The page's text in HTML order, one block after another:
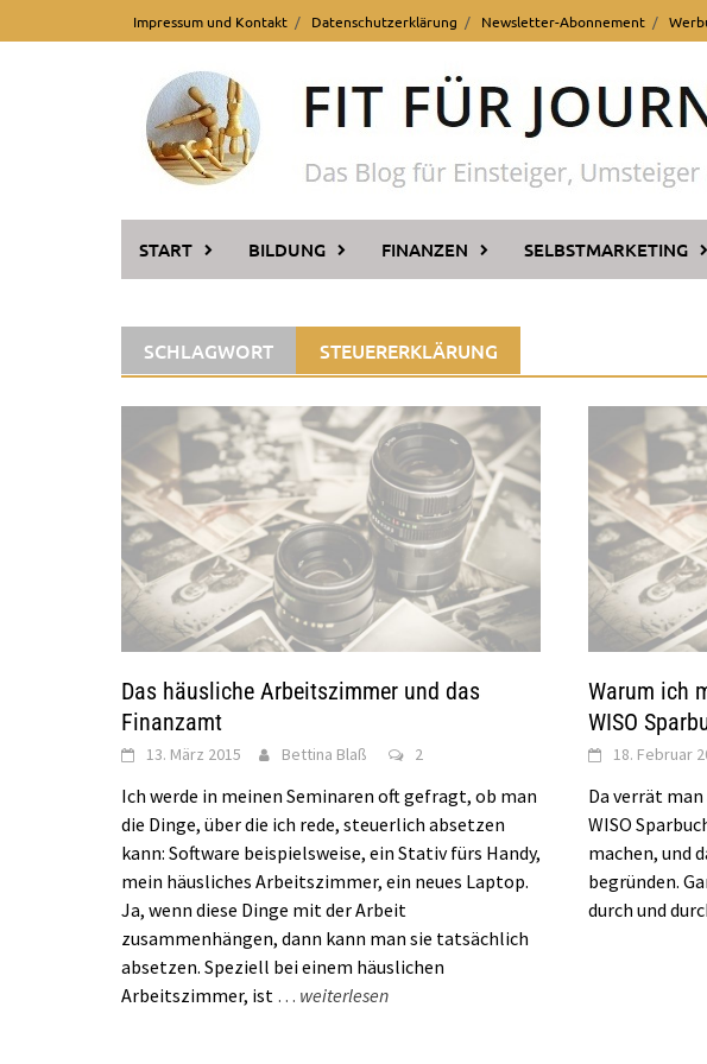
to
Impressum und Kontakt Datenschutzerklärung Newsletter-Abonnement
START BILDUNG FINANZEN SELBSTMARKETING
SCHLAGWORT STEUERERKLÄRUNG
Das häusliche Arbeitszimmer und das
Finanzamt
13. März 2015 Bettina Blaß 2
Ich werde in meinen Seminaren oft gefragt, ob man
die Dinge, über die ich rede, steuerlich absetzen
kann: Software beispielsweise, ein Stativ fürs Handy,
mein häusliches Arbeitszimmer, ein neues Laptop.
Ja, wenn diese Dinge mit der Arbeit
zusammenhängen, dann kann man sie tatsächlich
absetzen. Speziell bei einem häuslichen
Arbeitszimmer, ist … weiterlesen
Warum ich
WISO
18. Februar
Da verrät
WISO
machen, und
begründen.
durch und